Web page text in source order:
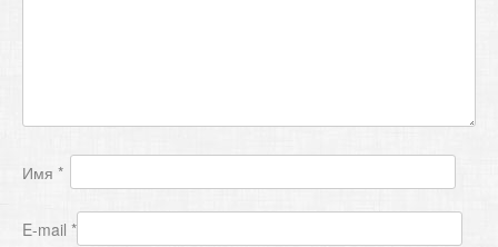
и
с
м
Имя *
E-mail *